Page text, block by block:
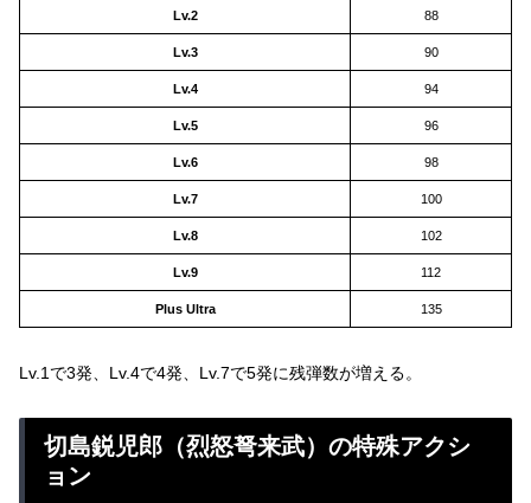
Lv.2 88
Lv.3 90
Lv.4 94
Lv.5 96
Lv.6 98
Lv.7 100
Lv.8 102
Lv.9 112
Plus Ultra 135
Lv.1で3発、Lv.4で4発、Lv.7で5発に残弾数が増える。
切島鋭児郎（烈怒弩来武）の特殊アクシ
ョン